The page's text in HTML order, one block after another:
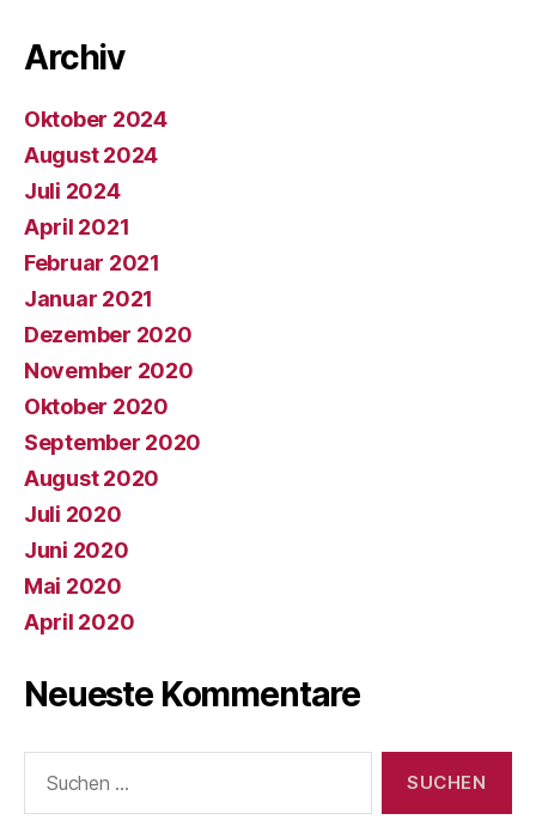
Archiv
Oktober 2024
August 2024
Juli 2024
April 2021
Februar 2021
Januar 2021
Dezember 2020
November 2020
Oktober 2020
September 2020
August 2020
Juli 2020
Juni 2020
Mai 2020
April 2020
Neueste Kommentare
nach: